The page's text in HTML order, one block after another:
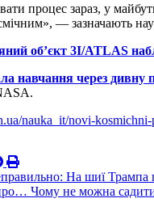
процес зараз, у
— зазначають
об’єкт 3I/ATLAS
навчання через дивну
nauka_it/novi-
На шиї Трампа
Чому не можна садити